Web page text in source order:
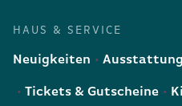
HAUS & SERVICE
Neuigkeiten
Tickets & Gutscheine